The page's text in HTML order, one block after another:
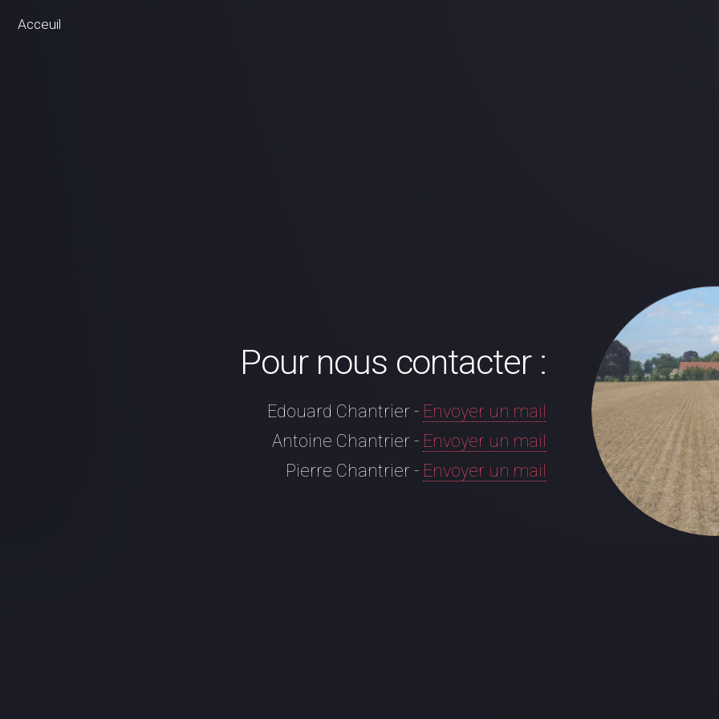
Acceuil
Pour nous contacter :
Edouard Chantrier - Envoyer un mail
Antoine Chantrier - Envoyer un mail
Pierre Chantrier - Envoyer un mail